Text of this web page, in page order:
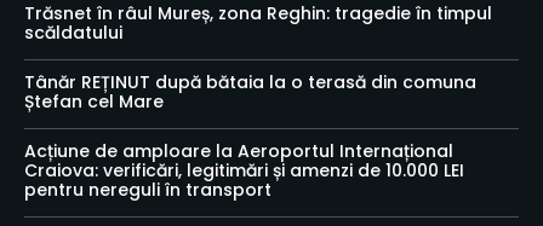
Trăsnet în râul Mureș, zona Reghin: tragedie în timpul
scăldatului
Tânăr REȚINUT după bătaia la o terasă din comuna
Ștefan cel Mare
Acțiune de amploare la Aeroportul Internațional
Craiova: verificări, legitimări și amenzi de 10.000 LEI
pentru nereguli în transport